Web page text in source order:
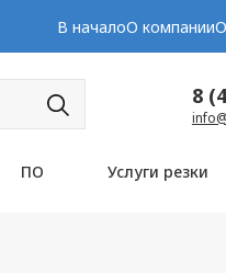
В началоО компании
8
ПО Услуги резки